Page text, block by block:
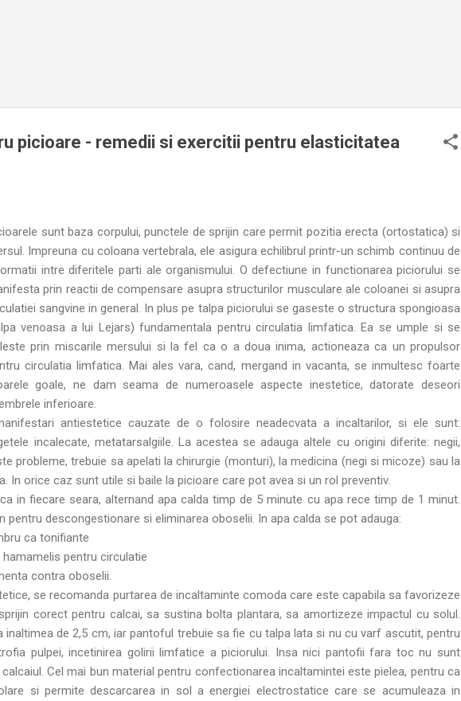
picioare - remedii si exercitii pentru elasticitatea
sunt baza corpului, punctele de sprijin care permit pozitia erecta (ortostatica) si
Impreuna cu coloana vertebrala, ele asigura echilibrul printr-un schimb continuu de
intre diferitele parti ale organismului. O defectiune in functionarea piciorului se
prin reactii de compensare asupra structurilor musculare ale coloanei si asupra
sangvine in general. In plus pe talpa piciorului se gaseste o structura spongioasa
venoasa a lui Lejars) fundamentala pentru circulatia limfatica. Ea se umple si se
prin miscarile mersului si la fel ca o a doua inima, actioneaza ca un propulsor
circulatia limfatica. Mai ales vara, cand, mergand in vacanta, se inmultesc foarte
goale, ne dam seama de numeroasele aspecte inestetice, datorate deseori
inferioare.
antiestetice cauzate de o folosire neadecvata a incaltarilor, si ele sunt:
incalecate, metatarsalgiile. La acestea se adauga altele cu origini diferite: negii,
probleme, trebuie sa apelati la chirurgie (monturi), la medicina (negi si micoze) sau la
In orice caz sunt utile si baile la picioare care pot avea si un rol preventiv.
in fiecare seara, alternand apa calda timp de 5 minute cu apa rece timp de 1 minut.
descongestionare si eliminarea oboselii. In apa calda se pot adauga:
ca tonifiante
hamamelis pentru circulatie
contra oboselii.
se recomanda purtarea de incaltaminte comoda care este capabila sa favorizeze
corect pentru calcai, sa sustina bolta plantara, sa amortizeze impactul cu solul.
inaltimea de 2,5 cm, iar pantoful trebuie sa fie cu talpa lata si nu cu varf ascutit, pentru
pulpei, incetinirea golirii limfatice a piciorului. Insa nici pantofii fara toc nu sunt
Cel mai bun material pentru confectionarea incaltamintei este pielea, pentru ca
si permite descarcarea in sol a energiei electrostatice care se acumuleaza in